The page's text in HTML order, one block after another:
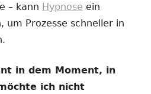
– kann Hypnose ein
um Prozesse schneller in
in dem Moment, in
ich nicht